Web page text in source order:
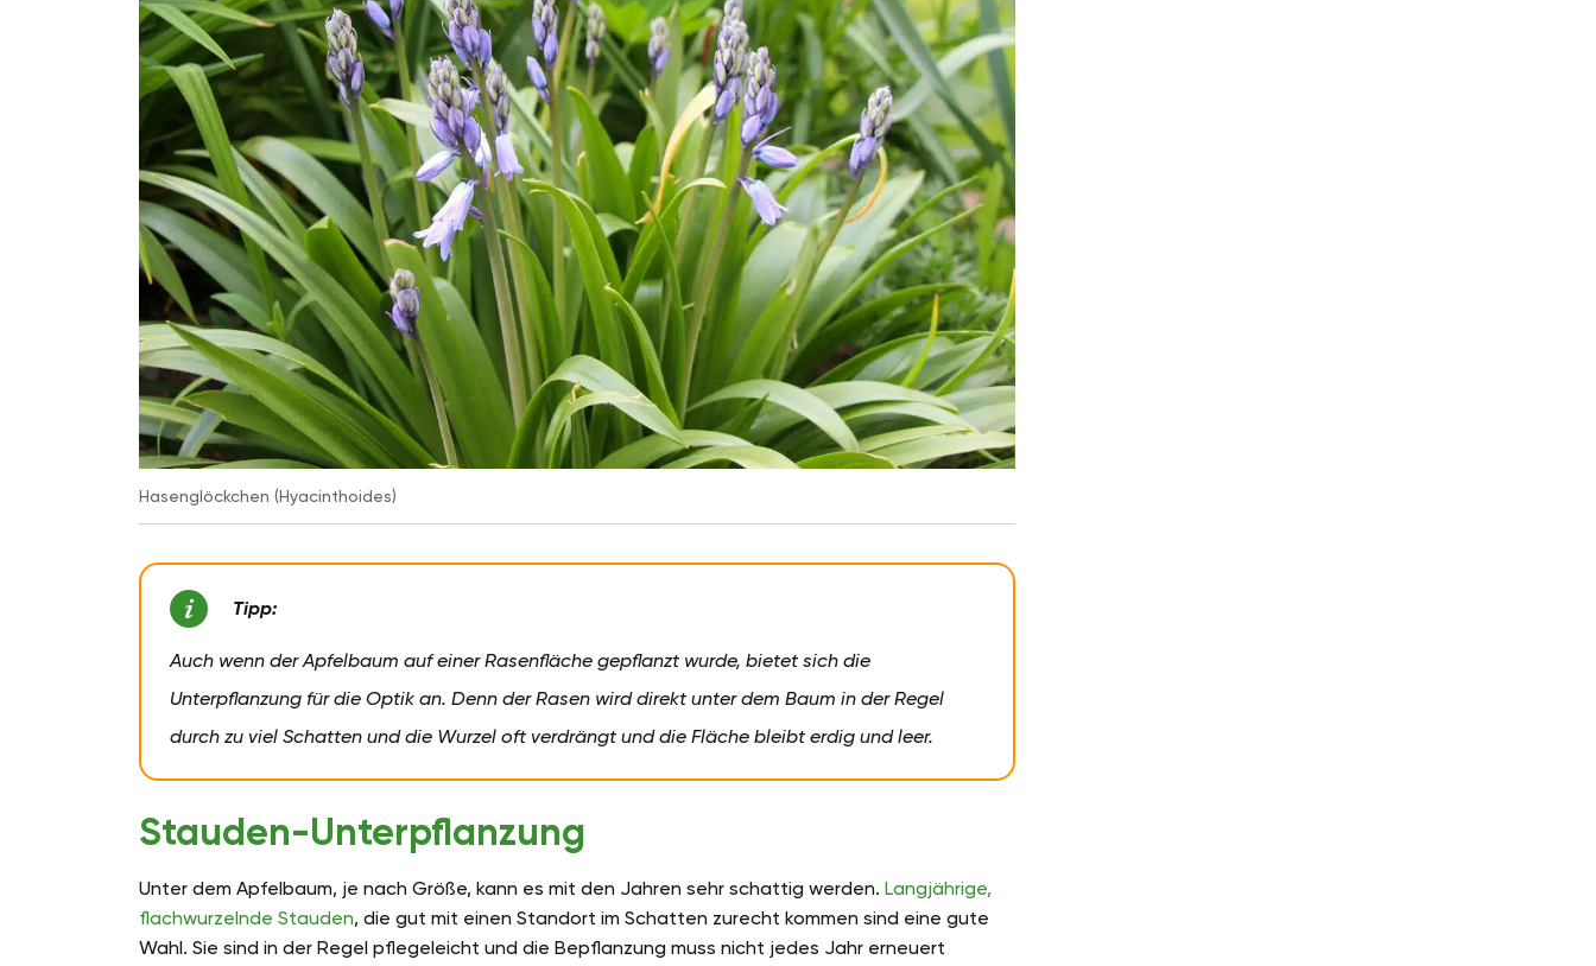
Hasenglöckchen (Hyacinthoides)
Tipp:
Auch wenn der Apfelbaum auf einer Rasenfläche gepflanzt wurde, bietet sich die
Unterpflanzung für die Optik an. Denn der Rasen wird direkt unter dem Baum in der Regel
durch zu viel Schatten und die Wurzel oft verdrängt und die Fläche bleibt erdig und leer.
Stauden-Unterpflanzung
Unter dem Apfelbaum, je nach Größe, kann es mit den Jahren sehr schattig werden. Langjährige,
flachwurzelnde Stauden, die gut mit einen Standort im Schatten zurecht kommen sind eine gute
Wahl. Sie sind in der Regel pflegeleicht und die Bepflanzung muss nicht jedes Jahr erneuert